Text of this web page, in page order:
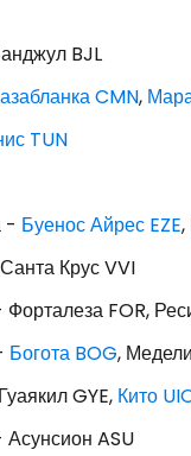
BJL
CMN,
TUN
- Буенос Айрес EZE,
Крус VVI
FOR,
Богота BOG,
GYE, Кито
ASU